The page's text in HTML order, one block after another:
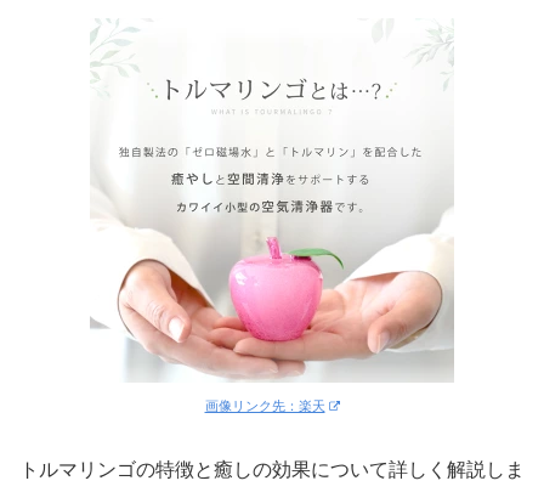
画像リンク先：楽天
トルマリンゴの特徴と癒しの効果について詳しく解説しま